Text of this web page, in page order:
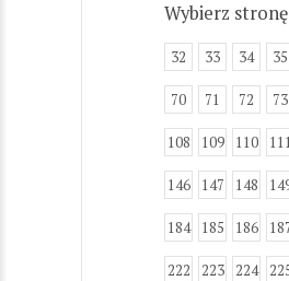
Wybierz
32 33 34 35
70 71 72 73
108 109 110
146 147 148
184 185 186
222 223 224